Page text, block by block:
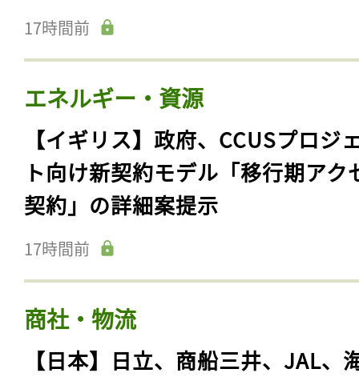
17時間前
エネルギー・資源
【イギリス】政府、CCUSプロジ
ト向け新契約モデル「移行期アク
契約」の詳細案提示
17時間前
商社・物流
【日本】日立、商船三井、JAL、